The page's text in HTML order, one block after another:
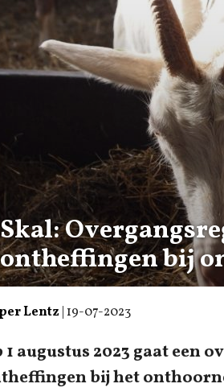
Skal:
ontheffingen bij
Lentz 19-07-2023
1 augustus 2023 gaat een
bij het